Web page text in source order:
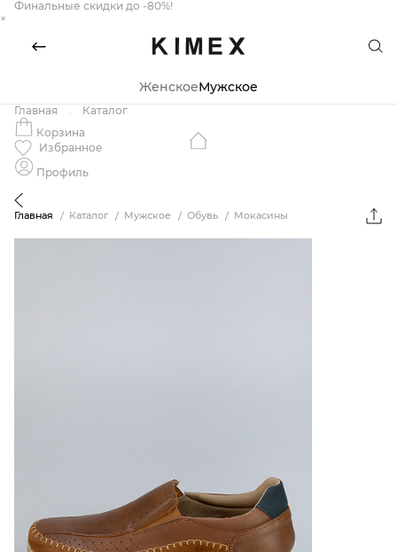
Финальные скидки до -80%!
×
ЖенскоеМужское
Главная
Каталог
Корзина
Избранное
Профиль
Главная Каталог Мужское Обувь Мокасины